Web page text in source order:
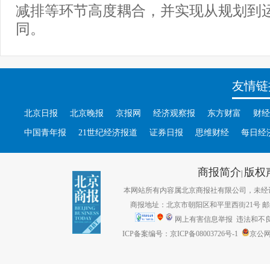
减排等环节高度耦合，并实现从规划到
同。
友情
北京日报 北京晚报 京报网 经济观察报 东方财富 财
中国青年报 21世纪经济报道 证券日报 思维财经 每日经
商报简介| 版权
本网站所有内容属北京商报社有限公司，未经
商报地址：北京市朝阳区和平里西街21号
网上有害信息举报 违法和不
ICP备案编号：京ICP备08003726号-1
京公